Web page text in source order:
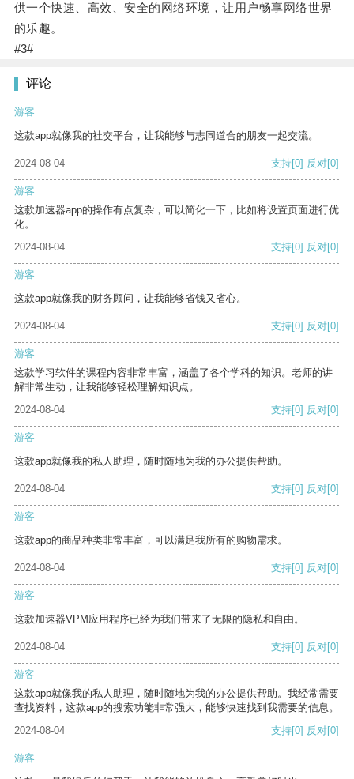
供一个快速、高效、安全的网络环境，让用户畅享网络世界
的乐趣。
#3#
评论
游客
这款app就像我的社交平台，让我能够与志同道合的朋友一起交流。
2024-08-04 支持[0] 反对[0]
游客
这款加速器app的操作有点复杂，可以简化一下，比如将设置页面进行优
化。
2024-08-04
支持[0] 反对[0]
游客
这款app就像我的财务顾问，让我能够省钱又省心。
2024-08-04 支持[0] 反对[0]
游客
这款学习软件的课程内容非常丰富，涵盖了各个学科的知识。老师的讲
解非常生动，让我能够轻松理解知识点。
2024-08-04
支持[0] 反对[0]
游客
这款app就像我的私人助理，随时随地为我的办公提供帮助。
2024-08-04 支持[0] 反对[0]
游客
这款app的商品种类非常丰富，可以满足我所有的购物需求。
2024-08-04 支持[0] 反对[0]
游客
这款加速器VPM应用程序已经为我们带来了无限的隐私和自由。
2024-08-04 支持[0] 反对[0]
游客
这款app就像我的私人助理，随时随地为我的办公提供帮助。我经常需要
查找资料，这款app的搜索功能非常强大，能够快速找到我需要的信息。
2024-08-04
支持[0] 反对[0]
游客